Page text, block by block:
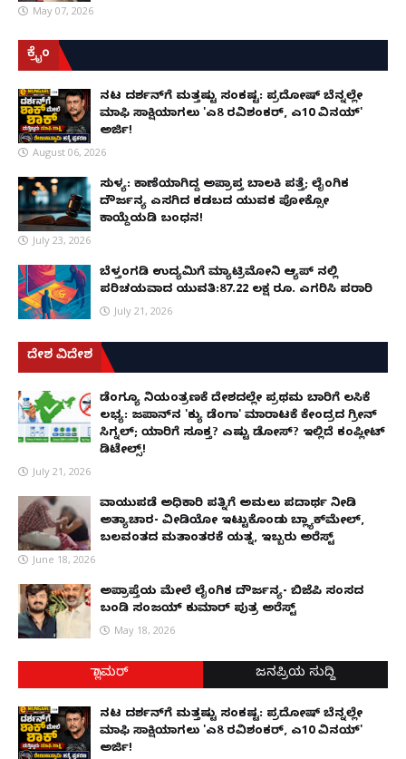
May 07, 2026
ಕ್ರೈಂ
ನಟ ದರ್ಶನ್‌ಗೆ ಮತ್ತಷ್ಟು ಸಂಕಷ್ಟ: ಪ್ರದೋಷ್ ಬೆನ್ನಲ್ಲೇ
ಮಾಫಿ ಸಾಕ್ಷಿಯಾಗಲು 'ಎ8 ರವಿಶಂಕರ್, ಎ10 ವಿನಯ್'
ಅರ್ಜಿ!
August 06, 2026
ಸುಳ್ಯ: ಕಾಣೆಯಾಗಿದ್ದ ಅಪ್ರಾಪ್ತ ಬಾಲಕಿ ಪತ್ತೆ; ಲೈಂಗಿಕ
ದೌರ್ಜನ್ಯ ಎಸಗಿದ ಕಡಬದ ಯುವಕ ಪೋಕ್ಸೋ
ಕಾಯ್ದೆಯಡಿ ಬಂಧನ!
July 23, 2026
ಬೆಳ್ತಂಗಡಿ ಉದ್ಯಮಿಗೆ ಮ್ಯಾಟ್ರಿಮೋನಿ ಆ್ಯಪ್ ನಲ್ಲಿ
ಪರಿಚಯವಾದ ಯುವತಿ:87.22 ಲಕ್ಷ ರೂ. ಎಗರಿಸಿ ಪರಾರಿ
July 21, 2026
ದೇಶ ವಿದೇಶ
ಡೆಂಗ್ಯೂ ನಿಯಂತ್ರಣಕ್ಕೆ ದೇಶದಲ್ಲೇ ಪ್ರಥಮ ಬಾರಿಗೆ ಲಸಿಕೆ
ಲಭ್ಯ: ಜಪಾನ್‌ನ 'ಕ್ಯು ಡೆಂಗಾ' ಮಾರಾಟಕ್ಕೆ ಕೇಂದ್ರದ ಗ್ರೀನ್
ಸಿಗ್ನಲ್; ಯಾರಿಗೆ ಸೂಕ್ತ? ಎಷ್ಟು ಡೋಸ್? ಇಲ್ಲಿದೆ ಕಂಪ್ಲೀಟ್
ಡಿಟೇಲ್ಸ್!
July 21, 2026
ವಾಯುಪಡೆ ಅಧಿಕಾರಿ ಪತ್ನಿಗೆ ಅಮಲು ಪದಾರ್ಥ ನೀಡಿ
ಅತ್ಯಾಚಾರ- ವೀಡಿಯೋ ಇಟ್ಟುಕೊಂಡು ಬ್ಲ್ಯಾಕ್‌ಮೇಲ್,
ಬಲವಂತದ ಮತಾಂತರಕ್ಕೆ ಯತ್ನ, ಇಬ್ಬರು ಅರೆಸ್ಟ್
June 18, 2026
ಅಪ್ರಾಪ್ತೆಯ ಮೇಲೆ ಲೈಂಗಿಕ ದೌರ್ಜನ್ಯ- ಬಿಜೆಪಿ ಸಂಸದ
ಬಂಡಿ ಸಂಜಯ್ ಕುಮಾರ್ ಪುತ್ರ ಅರೆಸ್ಟ್
May 18, 2026
ಗ್ಲಾಮರ್ ಜನಪ್ರಿಯ ಸುದ್ದಿ
ನಟ ದರ್ಶನ್‌ಗೆ ಮತ್ತಷ್ಟು ಸಂಕಷ್ಟ: ಪ್ರದೋಷ್ ಬೆನ್ನಲ್ಲೇ
ಮಾಫಿ ಸಾಕ್ಷಿಯಾಗಲು 'ಎ8 ರವಿಶಂಕರ್, ಎ10 ವಿನಯ್'
ಅರ್ಜಿ!